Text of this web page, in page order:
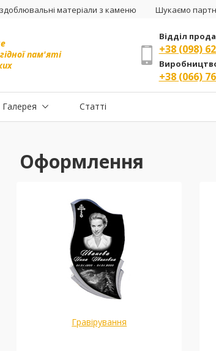
матеріали з каменю Шукаємо
пам'яті
Відділ
+38 (098)
+38 (066)
Галерея Статті
Оформлення
Гравірування